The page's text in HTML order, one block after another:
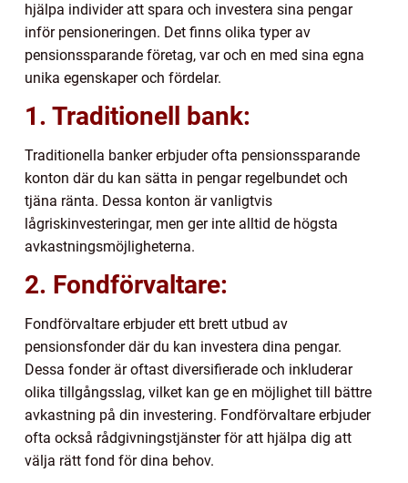
hjälpa individer att spara och investera sina pengar
inför pensioneringen. Det finns olika typer av
pensionssparande företag, var och en med sina egna
unika egenskaper och fördelar.
1. Traditionell bank:
Traditionella banker erbjuder ofta pensionssparande
konton där du kan sätta in pengar regelbundet och
tjäna ränta. Dessa konton är vanligtvis
lågriskinvesteringar, men ger inte alltid de högsta
avkastningsmöjligheterna.
2. Fondförvaltare:
Fondförvaltare erbjuder ett brett utbud av
pensionsfonder där du kan investera dina pengar.
Dessa fonder är oftast diversifierade och inkluderar
olika tillgångsslag, vilket kan ge en möjlighet till bättre
avkastning på din investering. Fondförvaltare erbjuder
ofta också rådgivningstjänster för att hjälpa dig att
välja rätt fond för dina behov.